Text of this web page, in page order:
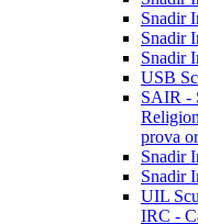
Snadir
Snadir
Snadir
USB
SAIR -
prova
Snadir
Snadir
UIL
IRC -